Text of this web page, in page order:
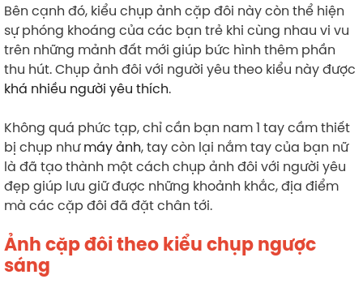
Bên cạnh đó, kiểu chụp ảnh cặp đôi này còn thể hiện
sự phóng khoáng của các bạn trẻ khi cùng nhau vi vu
trên những mảnh đất mới giúp bức hình thêm phần
thu hút. Chụp ảnh đôi với người yêu theo kiểu này được
khá nhiều người yêu thích.
Không quá phức tạp, chỉ cần bạn nam 1 tay cầm thiết
bị chụp nhưmáy ảnh, tay còn lại nắm tay của bạn nữ
là đã tạo thành một cách chụp ảnh đôi với người yêu
đẹp giúp lưu giữ được những khoảnh khắc, địa điểm
mà các cặp đôi đã đặt chân tới.
Ảnh cặp đôi theo kiểu chụp ngược
sáng